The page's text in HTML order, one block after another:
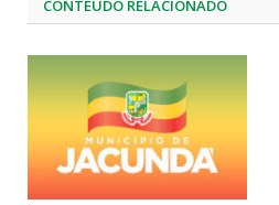
CONTEÚDO RELACIONADO